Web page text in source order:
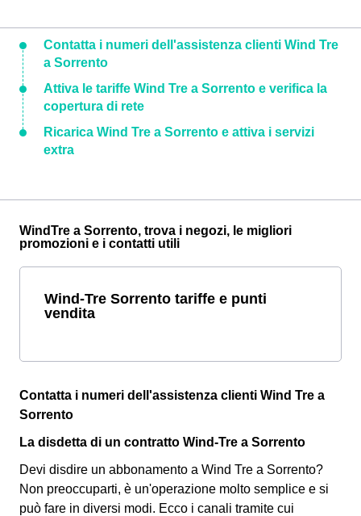
Contatta i numeri dell'assistenza clienti Wind Tre
a Sorrento
Attiva le tariffe Wind Tre a Sorrento e verifica la
copertura di rete
Ricarica Wind Tre a Sorrento e attiva i servizi
extra
WindTre a Sorrento, trova i negozi, le migliori
promozioni e i contatti utili
Wind-Tre Sorrento tariffe e punti
vendita
Contatta i numeri dell'assistenza clienti Wind Tre a
Sorrento
La disdetta di un contratto Wind-Tre a Sorrento
Devi disdire un abbonamento a Wind Tre a Sorrento?
Non preoccuparti, è un'operazione molto semplice e si
può fare in diversi modi. Ecco i canali tramite cui